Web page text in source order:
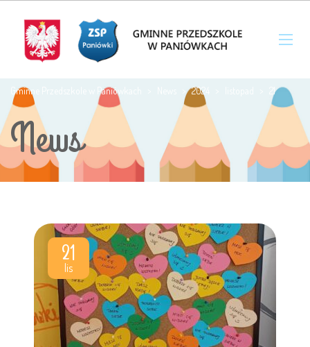
Gminne Przedszkole w Paniówkach > 2024 21
News
21
lis